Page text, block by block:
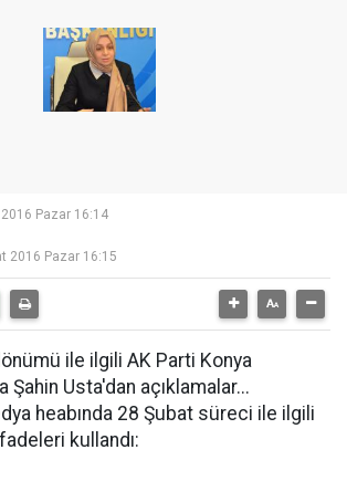
Pazar 16:14
2016 Pazar 16:15
ile ilgili AK Parti Konya
Şahin Usta'dan açıklamalar...
heabında 28 Şubat süreci ile ilgili
kullandı: